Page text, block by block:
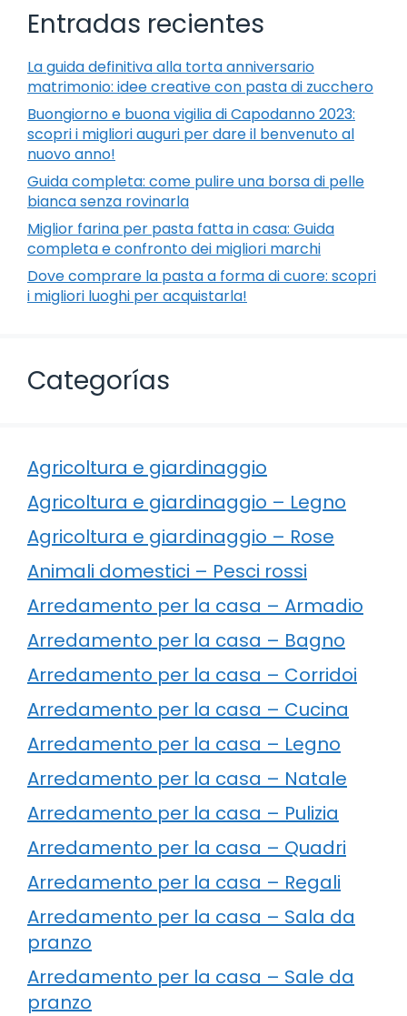
Entradas recientes
La guida definitiva alla torta anniversario
matrimonio: idee creative con pasta di zucchero
Buongiorno e buona vigilia di Capodanno 2023:
scopri i migliori auguri per dare il benvenuto al
nuovo anno!
Guida completa: come pulire una borsa di pelle
bianca senza rovinarla
Miglior farina per pasta fatta in casa: Guida
completa e confronto dei migliori marchi
Dove comprare la pasta a forma di cuore: scopri
i migliori luoghi per acquistarla!
Categorías
Agricoltura e giardinaggio
Agricoltura e giardinaggio – Legno
Agricoltura e giardinaggio – Rose
Animali domestici – Pesci rossi
Arredamento per la casa – Armadio
Arredamento per la casa – Bagno
Arredamento per la casa – Corridoi
Arredamento per la casa – Cucina
Arredamento per la casa – Legno
Arredamento per la casa – Natale
Arredamento per la casa – Pulizia
Arredamento per la casa – Quadri
Arredamento per la casa – Regali
Arredamento per la casa – Sala da
pranzo
Arredamento per la casa – Sale da
pranzo